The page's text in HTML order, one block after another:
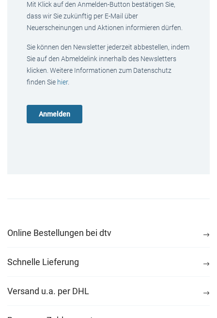
Mit Klick auf den Anmelden-Button bestätigen Sie,
dass wir Sie zukünftig per E-Mail über
Neuerscheinungen und Aktionen informieren dürfen.
Sie können den Newsletter jederzeit abbestellen, indem
Sie auf den Abmeldelink innerhalb des Newsletters
klicken. Weitere Informationen zum Datenschutz
finden Sie hier.
Online Bestellungen bei dtv
Schnelle Lieferung
Versand u.a. per DHL